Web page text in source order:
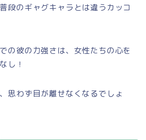
段のギャグキャラとは違うカッコ
の彼の力強さは、女性たちの心を
し！
思わず目が離せなくなるでしょ